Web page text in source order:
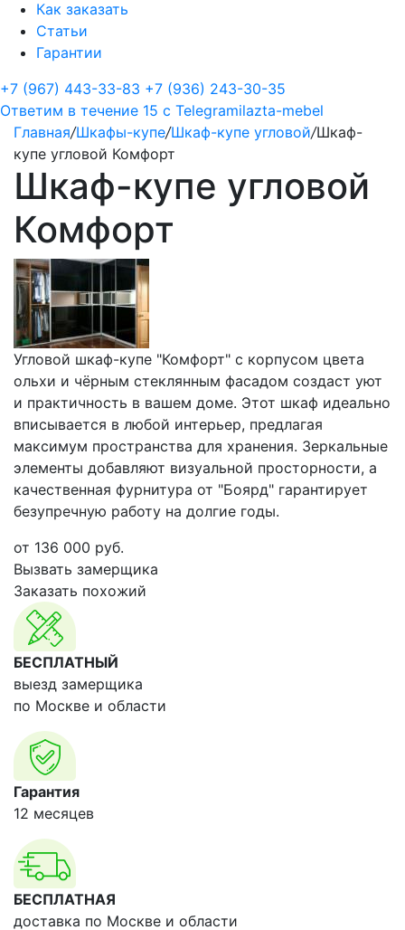
Как заказать
Статьи
Гарантии
+7 (967) 443-33-83 +7 (936) 243-30-35
Ответим в течение 15 с Telegramilazta-mebel
Главная/Шкафы-купе/Шкаф-купе угловой/Шкаф-
купе угловой Комфорт
Шкаф-купе угловой
Комфорт
Угловой шкаф-купе "Комфорт" с корпусом цвета
ольхи и чёрным стеклянным фасадом создаст уют
и практичность в вашем доме. Этот шкаф идеально
вписывается в любой интерьер, предлагая
максимум пространства для хранения. Зеркальные
элементы добавляют визуальной просторности, а
качественная фурнитура от "Боярд" гарантирует
безупречную работу на долгие годы.
от 136 000 руб.
Вызвать замерщика
Заказать похожий
БЕСПЛАТНЫЙ
выезд замерщика
по Москве и области
Гарантия
12 месяцев
БЕСПЛАТНАЯ
доставка по Москве и области